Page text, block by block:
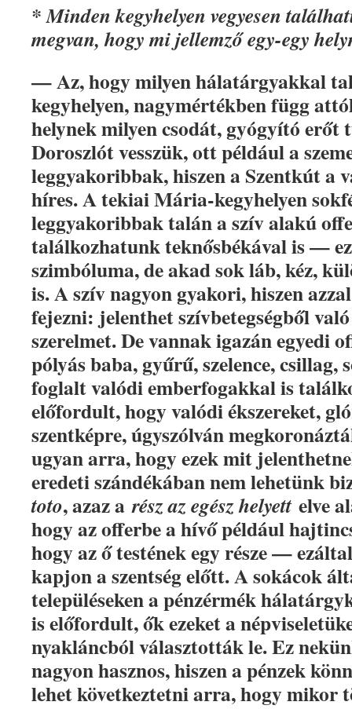
* Minden kegyhelyen vegyesen
megvan, hogy mi jellemző egy-egy
— Az, hogy milyen hálatárgyakkal
kegyhelyen, nagymértékben függ
helynek milyen csodát, gyógyító
Doroszlót vesszük, ott például a
leggyakoribbak, hiszen a Szentkút a
híres. A tekiai Mária-kegyhelyen
leggyakoribbak talán a szív alakú
találkozhatunk teknősbékával is —
szimbóluma, de akad sok láb, kéz,
is. A szív nagyon gyakori, hiszen
fejezni: jelenthet szívbetegségből
szerelmet. De vannak igazán egyedi
pólyás baba, gyűrű, szelence, csillag,
foglalt valódi emberfogakkal is
előfordult, hogy valódi ékszereket,
szentképre, úgyszólván
ugyan arra, hogy ezek mit
eredeti szándékában nem lehetünk
toto, azaz arész az egész helyettelve
hogy az offerbe a hívő például
hogy az ő testének egy része —
kapjon a szentség előtt. A sokácok
településeken a pénzérmék
is előfordult, ők ezeket a
nyakláncból választották le. Ez
nagyon hasznos, hiszen a pénzek
lehet következtetni arra, hogy mikor